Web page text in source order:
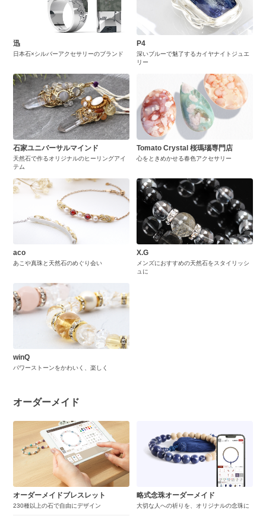
迅
日本石×シルバーアクセサリーのブランド
P4
深いブルーで魅了するカイヤナイトジュエ
リー
石家ユニバーサルマインド
天然石で作るオリジナルのヒーリングアイ
テム
Tomato Crystal 桜瑪瑙専門店
心をときめかせる春色アクセサリー
aco
あこや真珠と天然石のめぐり会い
X.G
メンズにおすすめの天然石をスタイリッシ
ュに
winQ
パワーストーンをかわいく、楽しく
オーダーメイド
オーダーメイドブレスレット
230種以上の石で自由にデザイン
略式念珠オーダーメイド
大切な人への祈りを、オリジナルの念珠に